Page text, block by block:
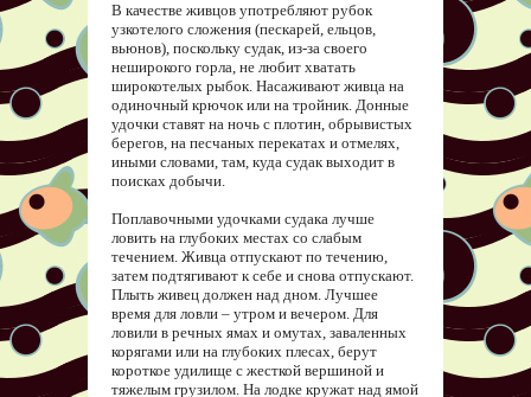
В качестве живцов употребляют рубок
узкотелого сложения (пескарей, ельцов,
вьюнов), поскольку судак, из-за своего
неширокого горла, не любит хватать
широкотелых рыбок. Насаживают живца на
одиночный крючок или на тройник. Донные
удочки ставят на ночь с плотин, обрывистых
берегов, на песчаных перекатах и отмелях,
иными словами, там, куда судак выходит в
поисках добычи.
Поплавочными удочками судака лучше
ловить на глубоких местах со слабым
течением. Живца отпускают по течению,
затем подтягивают к себе и снова отпускают.
Плыть живец должен над дном. Лучшее
время для ловли – утром и вечером. Для
ловили в речных ямах и омутах, заваленных
корягами или на глубоких плесах, берут
короткое удилище с жесткой вершиной и
тяжелым грузилом. На лодке кружат над ямой